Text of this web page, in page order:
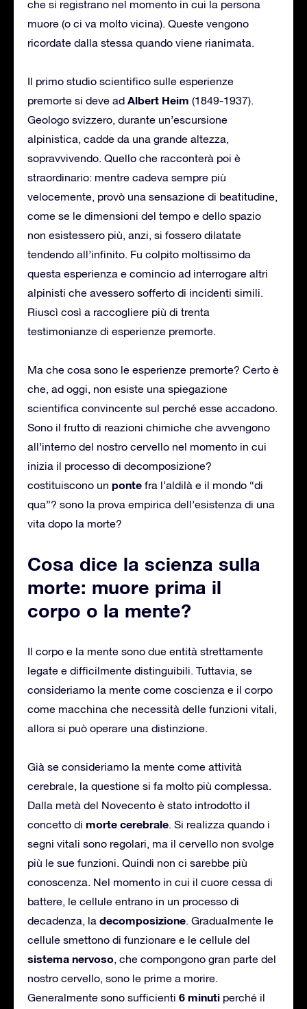
che si registrano nel momento in cui la persona
muore (o ci va molto vicina). Queste vengono
ricordate dalla stessa quando viene rianimata.
Il primo studio scientifico sulle esperienze
premorte si deve ad Albert Heim (1849-1937).
Geologo svizzero, durante un’escursione
alpinistica, cadde da una grande altezza,
sopravvivendo. Quello che racconterà poi è
straordinario: mentre cadeva sempre più
velocemente, provò una sensazione di beatitudine,
come se le dimensioni del tempo e dello spazio
non esistessero più, anzi, si fossero dilatate
tendendo all’infinito. Fu colpito moltissimo da
questa esperienza e comincio ad interrogare altri
alpinisti che avessero sofferto di incidenti simili.
Riuscì così a raccogliere più di trenta
testimonianze di esperienze premorte.
Ma che cosa sono le esperienze premorte? Certo è
che, ad oggi, non esiste una spiegazione
scientifica convincente sul perché esse accadono.
Sono il frutto di reazioni chimiche che avvengono
all’interno del nostro cervello nel momento in cui
inizia il processo di decomposizione?
costituiscono un ponte fra l’aldilà e il mondo “di
qua”? sono la prova empirica dell’esistenza di una
vita dopo la morte?
Cosa dice la scienza sulla
morte: muore prima il
corpo o la mente?
Il corpo e la mente sono due entità strettamente
legate e difficilmente distinguibili. Tuttavia, se
consideriamo la mente come coscienza e il corpo
come macchina che necessità delle funzioni vitali,
allora si può operare una distinzione.
Già se consideriamo la mente come attività
cerebrale, la questione si fa molto più complessa.
Dalla metà del Novecento è stato introdotto il
concetto di morte cerebrale. Si realizza quando i
segni vitali sono regolari, ma il cervello non svolge
più le sue funzioni. Quindi non ci sarebbe più
conoscenza. Nel momento in cui il cuore cessa di
battere, le cellule entrano in un processo di
decadenza, la decomposizione. Gradualmente le
cellule smettono di funzionare e le cellule del
sistema nervoso, che compongono gran parte del
nostro cervello, sono le prime a morire.
Generalmente sono sufficienti 6 minuti perché il